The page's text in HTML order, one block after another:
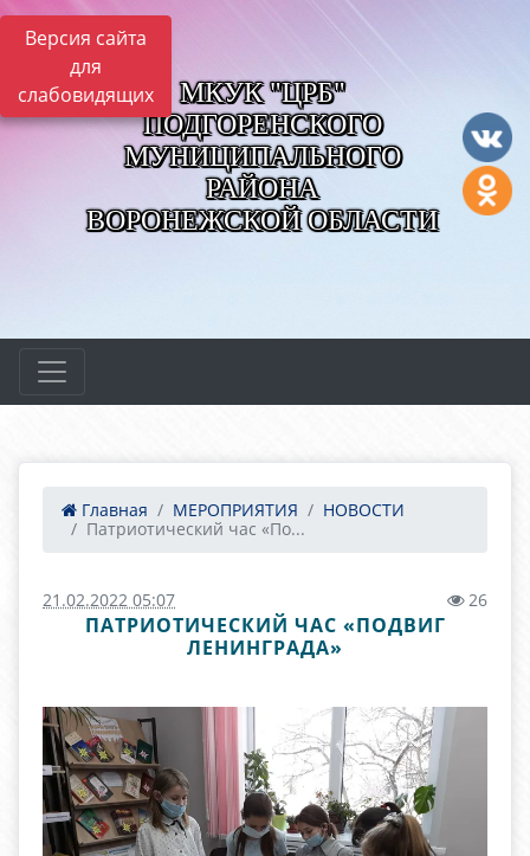
Версия сайта
для
слабовидящих
МКУК "ЦРБ"
ПОДГОРЕНСКОГО
МУНИЦИПАЛЬНОГО
РАЙОНА
ВОРОНЕЖСКОЙ ОБЛАСТИ
Главная МЕРОПРИЯТИЯ
НОВОСТИ
Патриотический час «По...
21.02.2022 05:07 26
ПАТРИОТИЧЕСКИЙ ЧАС «ПОДВИГ
ЛЕНИНГРАДА»